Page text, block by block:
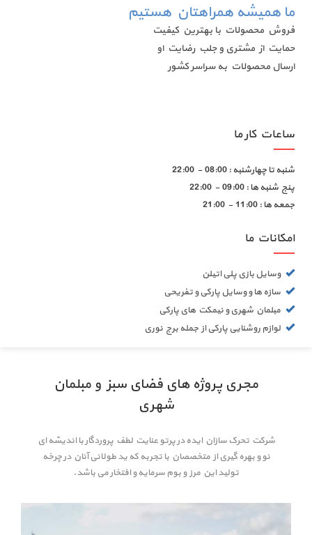
ما همیشه همراهتان هستیم
فروش محصولات با بهترین کیفیت
حمایت از مشتری و جلب رضایت او
ارسال محصولات به سراسر کشور
ساعات کار ما
شنبه تا چهارشنبه : 08:00 - 22:00
پنج شنبه ها : 09:00 - 22:00
جمعه ها : 11:00 - 21:00
امکانات ما
وسایل بازی پلی اتیلن
سازه ها و وسایل پارکی و تفریحی
مبلمان شهری و نیمکت های پارکی
لوازم روشنایی پارکی از جمله برج نوری
مجری پروژه های فضای سبز و مبلمان
شهری
شرکت تحرک سازان ایده در پرتو عنایت لطف پروردگار با اندیشه ای
نو و بهره گیری از متخصصان با تجربه که ید طولانی آنان در چرخه
تولید این مرز و بوم سرمایه و افتخار می باشد.